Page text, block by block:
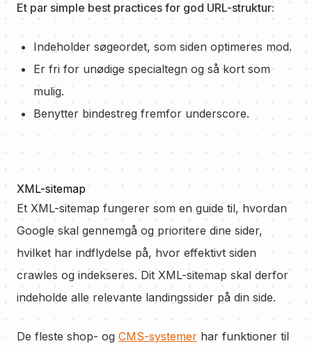
Et par simple best practices for god URL-struktur:
Indeholder søgeordet, som siden optimeres mod.
Er fri for unødige specialtegn og så kort som
mulig.
Benytter bindestreg fremfor underscore.
XML-sitemap
Et XML-sitemap fungerer som en guide til, hvordan
Google skal gennemgå og prioritere dine sider,
hvilket har indflydelse på, hvor effektivt siden
crawles og indekseres. Dit XML-sitemap skal derfor
indeholde alle relevante landingssider på din side.
De fleste shop- og CMS-systemer har funktioner til